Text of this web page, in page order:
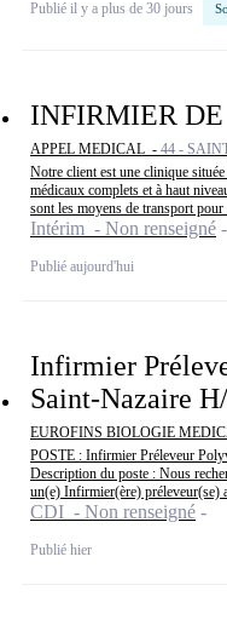
Publié il y a plus de 30 jours
INFIRMIER
APPEL MEDICAL - 44 -
Notre client est une clinique
médicaux complets et à haut
sont les moyens de transport pour
Intérim - Non renseigné
Publié aujourd'hui
Infirmier
Saint-Nazaire
EUROFINS BIOLOGIE
POSTE : Infirmier Préleveur
Description du poste : Nous
un(e) Infirmier(ère) préleveur(se)
CDI - Non renseigné
Publié hier